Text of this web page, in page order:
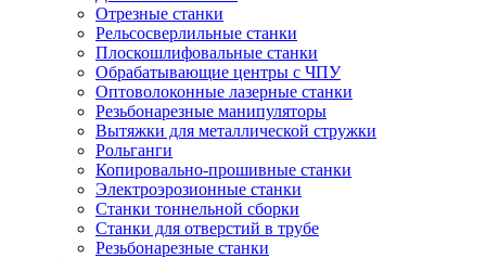
Отрезные станки
Рельсосверлильные станки
Плоскошлифовальные станки
Обрабатывающие центры с ЧПУ
Оптоволоконные лазерные станки
Резьбонарезные манипуляторы
Вытяжки для металлической стружки
Рольганги
Копировально-прошивные станки
Электроэрозионные станки
Станки тоннельной сборки
Станки для отверстий в трубе
Резьбонарезные станки